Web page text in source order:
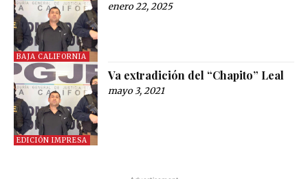
BAJA CALIFORNIA
enero 22, 2025
EDICIÓN IMPRESA
Va extradición del “Chapito” Leal
mayo 3, 2021